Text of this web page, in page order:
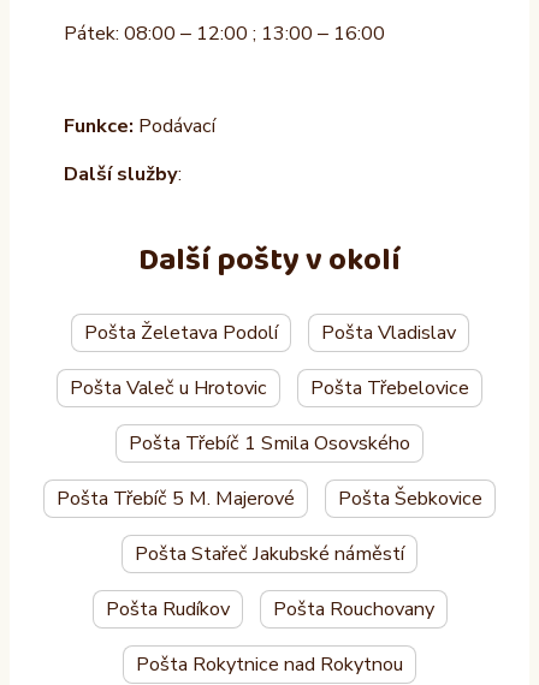
Pátek: 08:00 – 12:00 ; 13:00 – 16:00
Funkce: Podávací
Další služby:
Další pošty v okolí
Pošta Želetava Podolí Pošta Vladislav
Pošta Valeč u Hrotovic Pošta Třebelovice
Pošta Třebíč 1 Smila Osovského
Pošta Třebíč 5 M. Majerové Pošta Šebkovice
Pošta Stařeč Jakubské náměstí
Pošta Rudíkov Pošta Rouchovany
Pošta Rokytnice nad Rokytnou